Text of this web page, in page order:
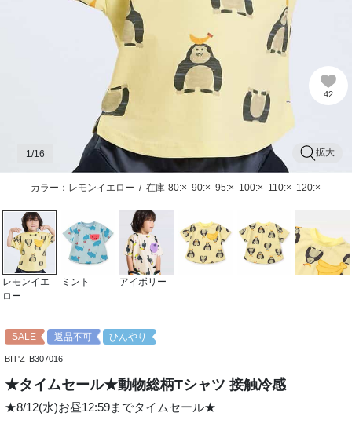
42
拡大
1 /16
カラー：レモンイエロー / 在庫 80:× 90:× 95:× 100:× 110:× 120:×
レモンイエ
ロー
ミント アイボリー
SALE 返品不可 ひんやり
BIT'Z B307016
★タイムセール★動物総柄Tシャツ 接触冷感
★8/12(水)お昼12:59までタイムセール★